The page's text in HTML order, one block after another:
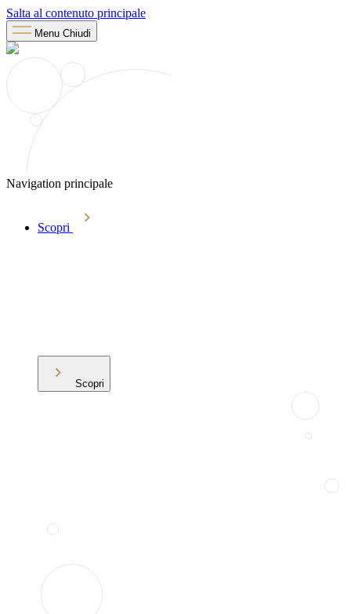
Salta al contenuto principale
Menu Chiudi
Navigation principale
Scopri
Scopri